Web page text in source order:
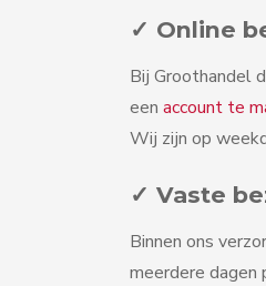
✓ Online
Bij Groothandel
een account te
Wij zijn op
✓ Vaste
Binnen ons
meerdere dagen